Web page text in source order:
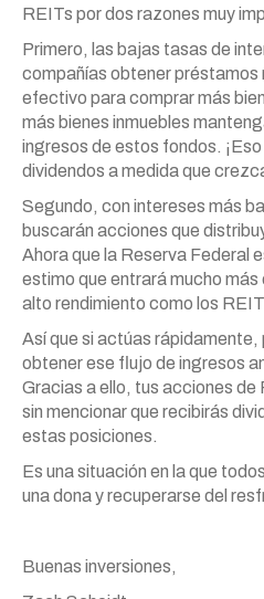
REITs por dos razones muy
Primero, las bajas tasas de
compañías obtener préstamos
efectivo para comprar más
más bienes inmuebles
ingresos de estos fondos.
dividendos a medida que
Segundo, con intereses más
buscarán acciones que
Ahora que la Reserva Federal
estimo que entrará mucho
alto rendimiento como los
Así que si actúas rápidamente,
obtener ese flujo de ingresos
Gracias a ello, tus acciones de
sin mencionar que recibirás
estas posiciones.
Es una situación en la que
una dona y recuperarse del
Buenas inversiones,